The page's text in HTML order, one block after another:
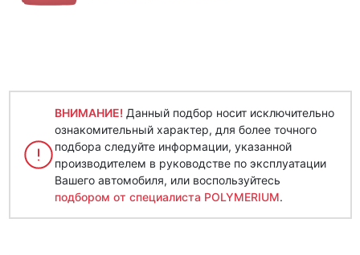
ВНИМАНИЕ! Данный подбор носит исключительно
ознакомительный характер, для более точного
подбора следуйте информации, указанной
производителем в руководстве по эксплуатации
Вашего автомобиля, или воспользуйтесь
подбором от специалиста POLYMERIUM.